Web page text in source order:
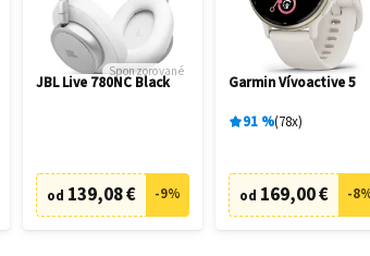
Sponzorované
JBL Live 780NC Black
od 139,08 € -9%
Garmin Vívoactive 5
91 % 78x
od 169,00 € -8